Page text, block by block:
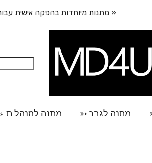
« מתנות מיוחדות בהפקה אישית
מתנה לגבר ➳ מתנה למנהל.ת